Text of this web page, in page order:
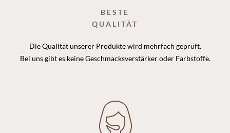
BESTE
QUALITÄT
Die Qualität unserer Produkte wird mehrfach geprüft.
Bei uns gibt es keine Geschmacksverstärker oder Farbstoffe.